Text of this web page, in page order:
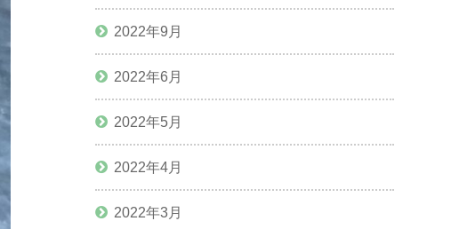
2022年9月
2022年6月
2022年5月
2022年4月
2022年3月